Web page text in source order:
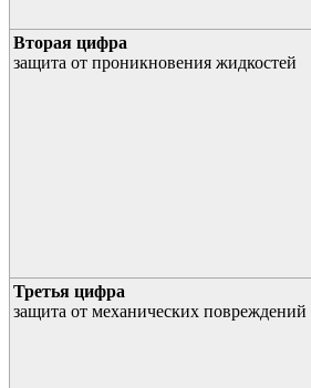
Вторая цифра
защита от проникновения жидкостей
Третья цифра
защита от механических повреждений